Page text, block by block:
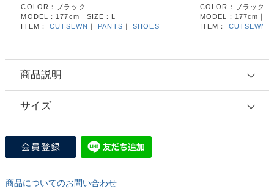
COLOR：ブラック
MODEL：177cm｜SIZE：L
ITEM：CUTSEWN ｜ PANTS ｜SHOES
COLOR：ブラック
MODEL：177cm｜
ITEM： CUTSEWN
商品説明
サイズ
商品についてのお問い合わせ